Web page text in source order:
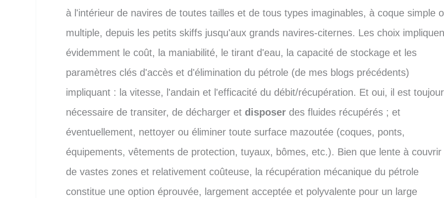
à l'intérieur de navires de toutes tailles et de tous types imaginables, à coque simple
multiple, depuis les petits skiffs jusqu'aux grands navires-citernes. Les choix
évidemment le coût, la maniabilité, le tirant d'eau, la capacité de stockage et les
paramètres clés d'accès et d'élimination du pétrole (de mes blogs précédents)
impliquant : la vitesse, l'andain et l'efficacité du débit/récupération. Et oui, il est
nécessaire de transiter, de décharger et disposer des fluides récupérés ; et
éventuellement, nettoyer ou éliminer toute surface mazoutée (coques, ponts,
équipements, vêtements de protection, tuyaux, bômes, etc.). Bien que lente à couvrir
de vastes zones et relativement coûteuse, la récupération mécanique du pétrole
constitue une option éprouvée, largement acceptée et polyvalente pour un large